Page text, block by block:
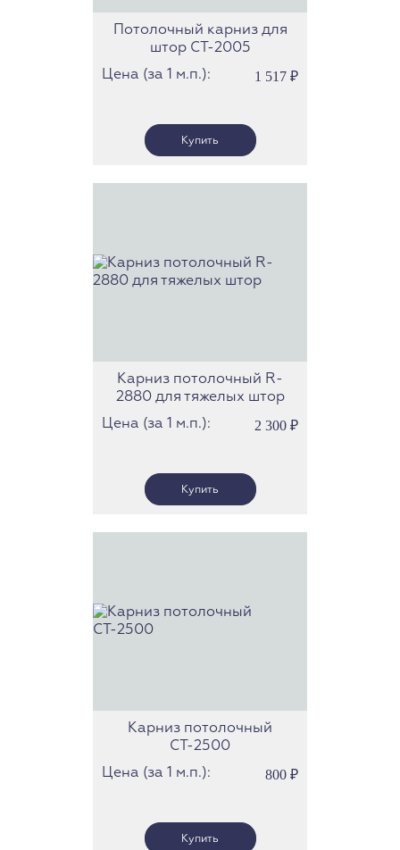
Потолочный карниз для
штор СТ-2005
Цена (за 1 м.п.):
1 517 ₽
Карниз потолочный R-
2880 для тяжелых штор
Цена (за 1 м.п.):
2 300 ₽
Карниз потолочный
СТ-2500
Цена (за 1 м.п.):
800 ₽